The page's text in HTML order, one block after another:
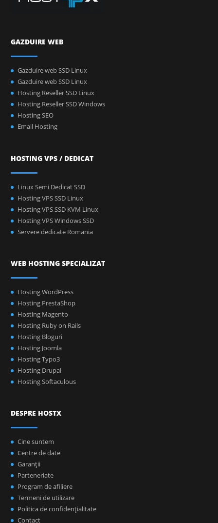
GAZDUIRE WEB
Gazduire web SSD Linux
Gazduire web SSD Linux
Hosting Reseller SSD Linux
Hosting Reseller SSD Windows
Hosting SEO
Email Hosting
HOSTING VPS / DEDICAT
Linux Semi Dedicat SSD
Hosting VPS SSD Linux
Hosting VPS SSD KVM Linux
Hosting VPS Windows SSD
Servere dedicate Romania
WEB HOSTING SPECIALIZAT
Hosting WordPress
Hosting PrestaShop
Hosting Magento
Hosting Ruby on Rails
Hosting Bloguri
Hosting Joomla
Hosting Typo3
Hosting Drupal
Hosting Softaculous
DESPRE HOSTX
Cine suntem
Centre de date
Garanţii
Parteneriate
Program de afiliere
Termeni de utilizare
Politica de confidenţialitate
Contact